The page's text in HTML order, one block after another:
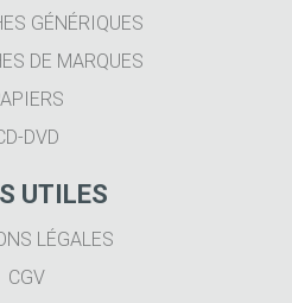
GÉNÉRIQUES
DE MARQUES
DVD
UTILES
LÉGALES
CGV